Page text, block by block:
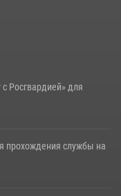
Росгвардией» для
прохождения службы на